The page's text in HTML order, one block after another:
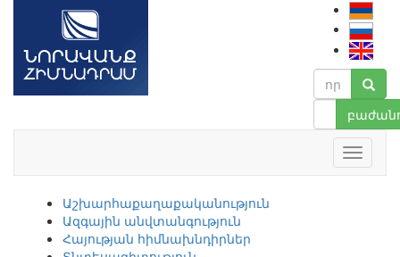
Աշխարհաքաղաքականություն
Ազգային անվտանգություն
Հայության հիմնախնդիրներ